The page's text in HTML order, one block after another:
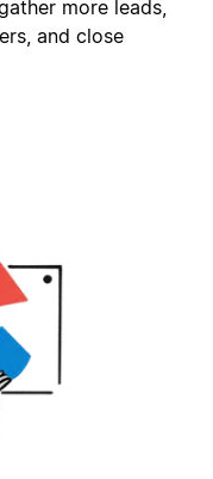
more leads,
and close